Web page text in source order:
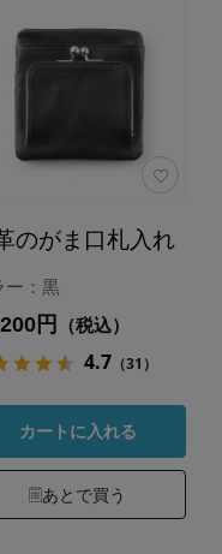
のがま口札入れ
ー：黒
円 （税込）
4.7（31）
カートに入れる
あとで買う